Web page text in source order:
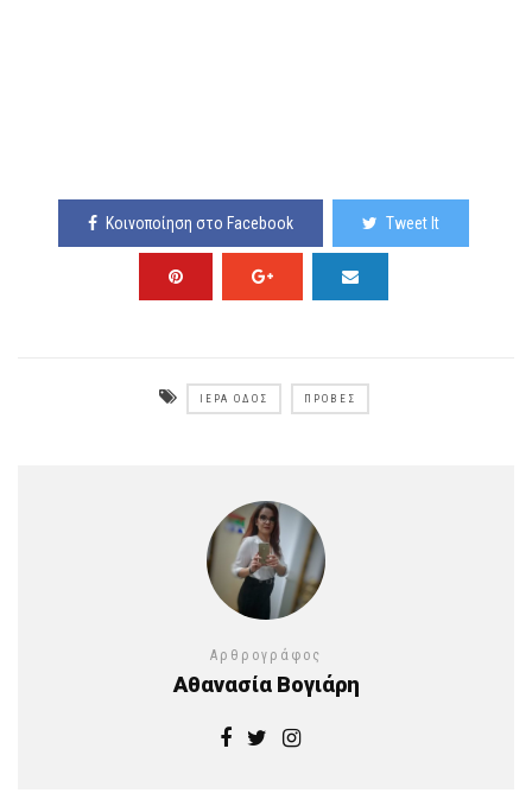
Κοινοποίηση στο Facebook Tweet It
ΙΕΡΑ ΟΔΌΣ ΠΡΌΒΕΣ
Αρθρογράφος
Αθανασία Βογιάρη